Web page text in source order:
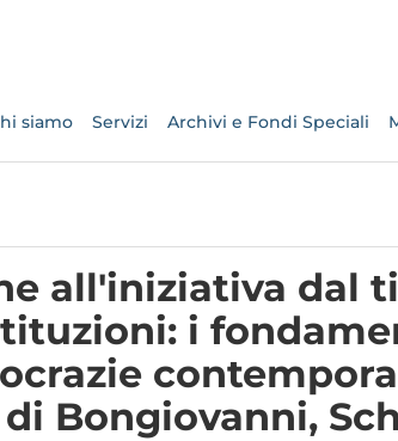
siamo Servizi Archivi e Fondi Speciali
all'iniziativa dal
i
Bongiovanni,